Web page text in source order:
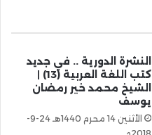
النشرة الدورية .. في جديد
كتب اللغة العربية (13) |
الشيخ محمد خير رمضان
يوسف
الأثنين 14 محرم 1440هـ 24-9-